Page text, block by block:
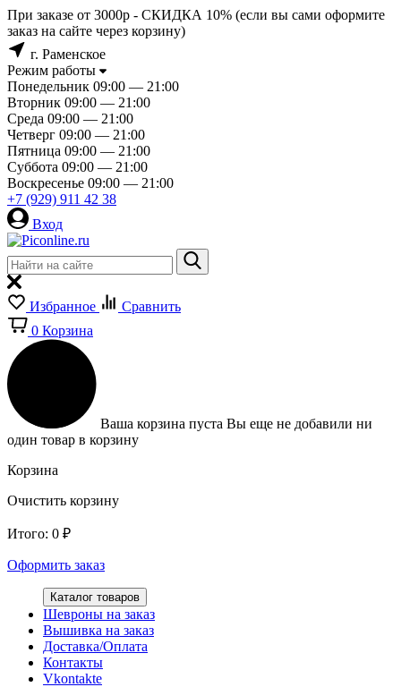
При заказе от 3000р - СКИДКА 10% (если вы сами оформите
заказ на сайте через корзину)
г. Раменское
Режим работы
Понедельник 09:00 — 21:00
Вторник 09:00 — 21:00
Среда 09:00 — 21:00
Четверг 09:00 — 21:00
Пятница 09:00 — 21:00
Суббота 09:00 — 21:00
Воскресенье 09:00 — 21:00
+7 (929) 911 42 38
Вход
Избранное
Сравнить
0 Корзина
Ваша корзина пуста Вы еще не добавили ни
один товар в корзину
Корзина
Очистить корзину
Итого: 0 ₽
Оформить заказ
Каталог товаров
Шевроны на заказ
Вышивка на заказ
Доставка/Оплата
Контакты
Vkontakte